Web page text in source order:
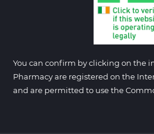
You can confirm by clicking on the
Pharmacy are registered on the
and are permitted to use the